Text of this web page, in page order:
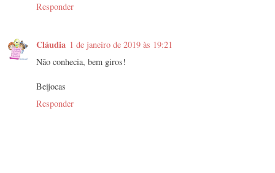
Responder
Cláudia 1 de janeiro de 2019 às 19:21
Não conhecia, bem giros!
Beijocas
Responder